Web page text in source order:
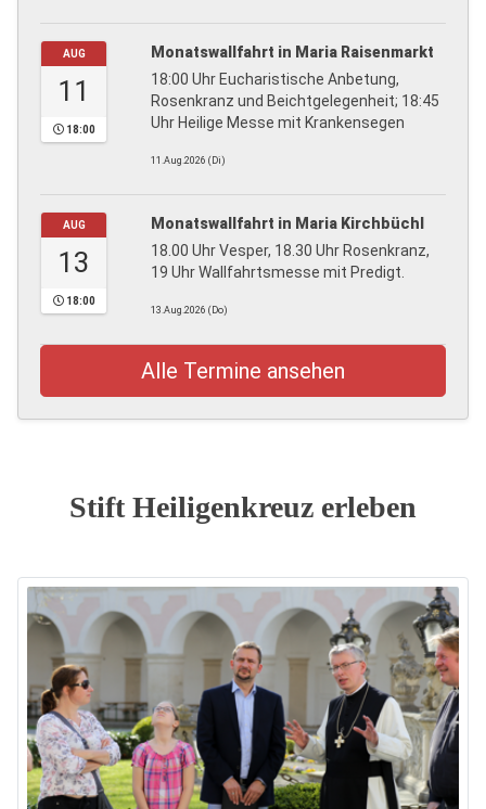
AUG
11
18:00
Monatswallfahrt in Maria Raisenmarkt
18:00 Uhr Eucharistische Anbetung,
Rosenkranz und Beichtgelegenheit; 18:45
Uhr Heilige Messe mit Krankensegen
11.Aug.2026 (Di)
AUG
13
18:00
Monatswallfahrt in Maria Kirchbüchl
18.00 Uhr Vesper, 18.30 Uhr Rosenkranz,
19 Uhr Wallfahrtsmesse mit Predigt.
13.Aug.2026 (Do)
Alle Termine ansehen
Stift Heiligenkreuz erleben